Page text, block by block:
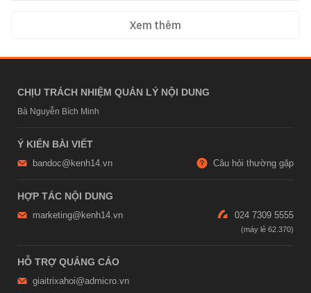
Xem thêm
CHỊU TRÁCH NHIỆM QUẢN LÝ NỘI DUNG
Bà Nguyễn Bích Minh
Ý KIẾN BÀI VIẾT
bandoc@kenh14.vn Câu hỏi thường gặp
HỢP TÁC NỘI DUNG
marketing@kenh14.vn 024 7309 5555
HỖ TRỢ QUẢNG CÁO
giaitrixahoi@admicro.vn